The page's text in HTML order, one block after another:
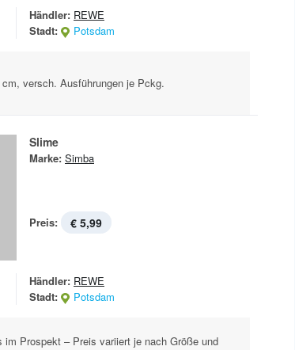
Händler: REWE
Stadt:
Potsdam
versch. Ausführungen je Pckg.
Slime
Marke: Simba
Preis: € 5,99
Händler: REWE
Stadt:
Potsdam
im Prospekt – Preis variiert je nach Größe und